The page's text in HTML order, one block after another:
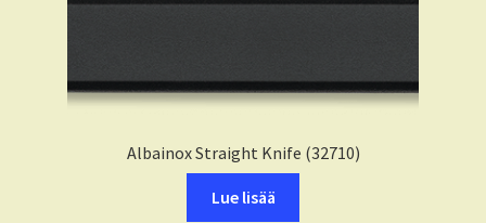
Albainox Straight Knife (32710)
Lue lisää